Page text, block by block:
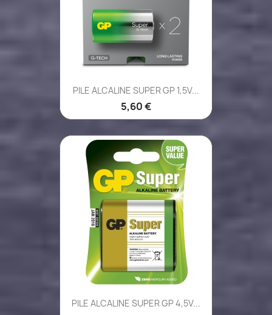
PILE ALCALINE SUPER GP 1,5V...
5,60 €
PILE ALCALINE SUPER GP 4,5V...